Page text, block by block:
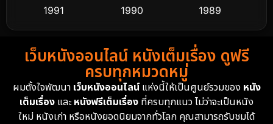
Detective สืบสวน
Detective สืบสวน
Disney+ 4
1991
1990
1989
1988
1986
1985
1983
1982
1981
1974
1962
เว็บหนังออนไลน์ หนังเต็มเรื่อง ดูฟรี
ครบทุกหมวดหมู่
ผมตั้งใจพัฒนา เว็บหนังออนไลน์แห่งนี้ให้เป็นศูนย์รวมของ หนัง
เต็มเรื่อง และหนังฟรีเต็มเรื่อง ที่ครบทุกแนว ไม่ว่าจะเป็นหนัง
ใหม่ หนังเก่า หรือหนังยอดนิยมจากทั่วโลก คุณสามารถรับชมได้